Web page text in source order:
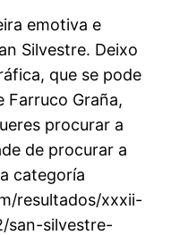
emotiva e
Silvestre. Deixo
que se pode
Farruco Graña,
procurar a
de procurar a
categoría
resultados/xxxii-
san-silvestre-